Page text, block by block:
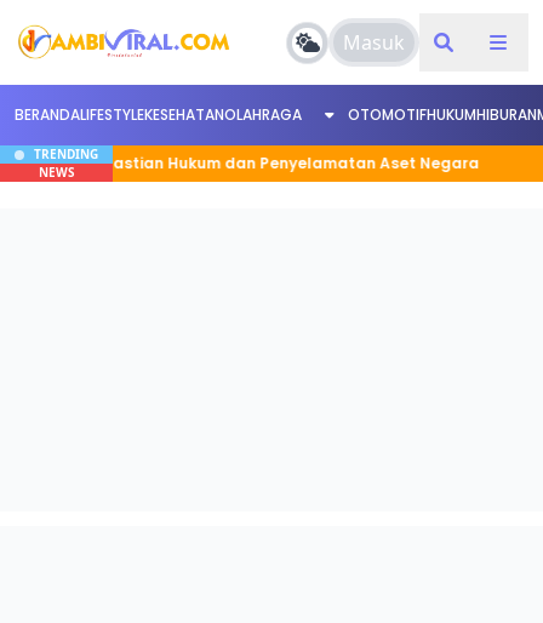
Masuk
BERANDALIFESTYLEKESEHATANOLAHRAGA OTOMOTIFHUKUMHIBURAN
TRENDING
NEWS
Kepastian Hukum dan Penyelamatan Aset Negara